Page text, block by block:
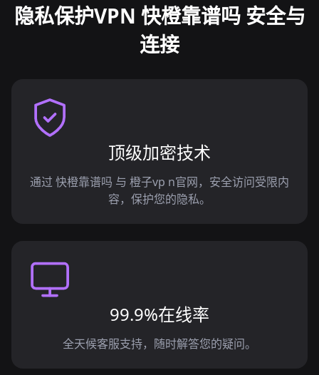
隐私保护VPN 快橙靠谱吗 安全与
连接
顶级加密技术
通过 快橙靠谱吗 与 橙子vp n官网，安全访问受限内
容，保护您的隐私。
99.9%在线率
全天候客服支持，随时解答您的疑问。